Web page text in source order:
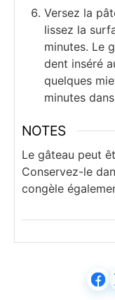
Versez la
lissez la
minutes. Le
dent inséré
quelques
minutes
NOTES
Le gâteau peut
Conservez-le
congèle